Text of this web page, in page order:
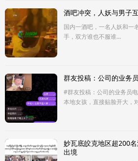
酒吧冲突，人妖与男子
国内一酒吧，一名人妖和一
手，双方谁也不服谁...
群友投稿：公司的业务
#群友投稿：公司的业务员
本地女孩，直接贴脸开大，
妙瓦底皎克地区超200
出境